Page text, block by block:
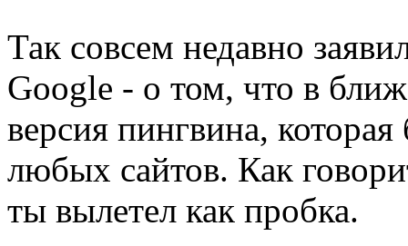
Так совсем недавно
Google - о том, что в
версия пингвина,
любых сайтов. Как
ты вылетел как пробка.